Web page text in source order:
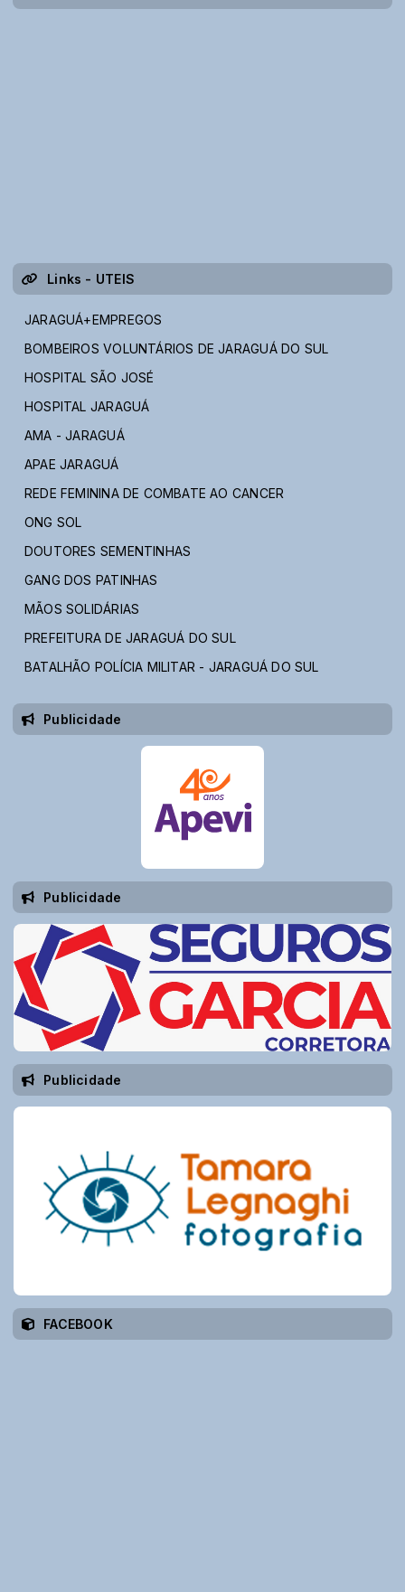
Links - UTEIS
JARAGUÁ+EMPREGOS
BOMBEIROS VOLUNTÁRIOS DE JARAGUÁ DO SUL
HOSPITAL SÃO JOSÉ
HOSPITAL JARAGUÁ
AMA - JARAGUÁ
APAE JARAGUÁ
REDE FEMININA DE COMBATE AO CANCER
ONG SOL
DOUTORES SEMENTINHAS
GANG DOS PATINHAS
MÃOS SOLIDÁRIAS
PREFEITURA DE JARAGUÁ DO SUL
BATALHÃO POLÍCIA MILITAR - JARAGUÁ DO SUL
Publicidade
Publicidade
Publicidade
FACEBOOK